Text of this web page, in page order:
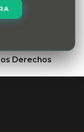
Derechos